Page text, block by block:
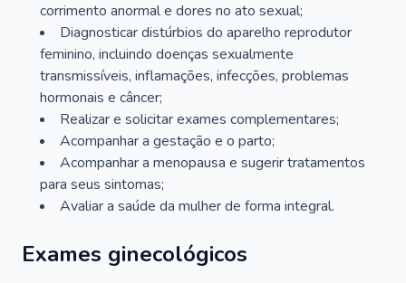
corrimento anormal e dores no ato sexual;
Diagnosticar distúrbios do aparelho reprodutor
feminino, incluindo doenças sexualmente
transmissíveis, inflamações, infecções, problemas
hormonais e câncer;
Realizar e solicitar exames complementares;
Acompanhar a gestação e o parto;
Acompanhar a menopausa e sugerir tratamentos
para seus sintomas;
Avaliar a saúde da mulher de forma integral.
Exames ginecológicos